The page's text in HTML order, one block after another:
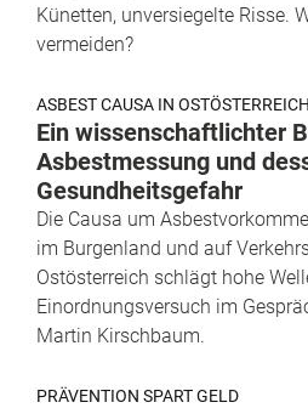
Künetten, unversiegelte Risse.
vermeiden?
ASBEST CAUSA IN OSTÖSTERREICH
Ein wissenschaftlichter
Asbestmessung und
Gesundheitsgefahr
Die Causa um
im Burgenland und auf
Ostösterreich schlägt hohe
Einordnungsversuch im
Martin Kirschbaum.
PRÄVENTION SPART GELD